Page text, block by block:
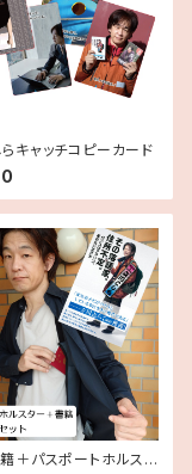
キャッチコピーカード
＋パスポートホルスタ